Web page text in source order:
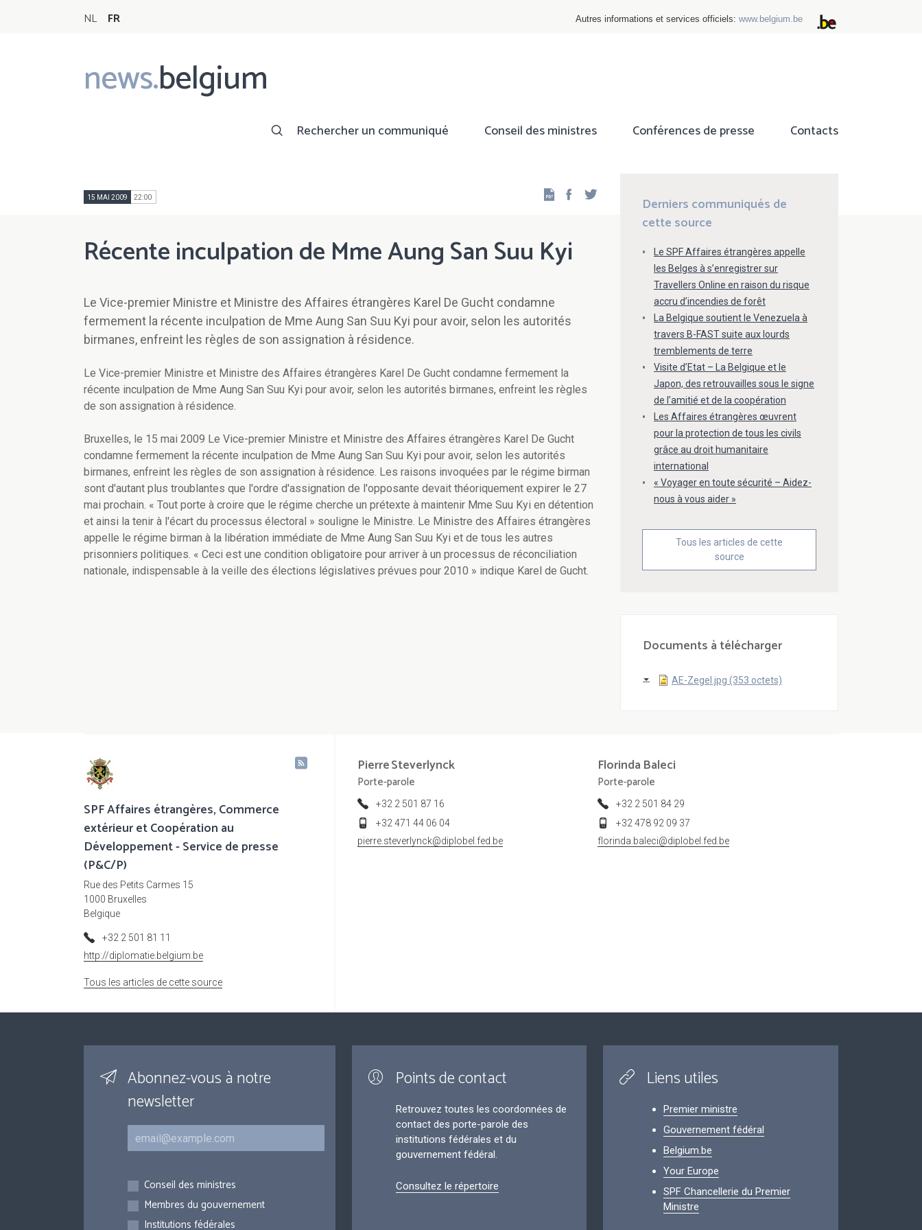
NL FR Autres informations et services officiels: www.belgium.be
news.belgium
Main
navigation
Rechercher un communiqué Conseil des ministres Conférences de presse Contacts
15 MAI 2009 22:00 Facebook
Récente inculpation de Mme Aung San Suu Kyi
Le Vice-premier Ministre et Ministre des Affaires étrangères Karel De Gucht condamne
fermement la récente inculpation de Mme Aung San Suu Kyi pour avoir, selon les autorités
birmanes, enfreint les règles de son assignation à résidence.
Le Vice-premier Ministre et Ministre des Affaires étrangères Karel De Gucht condamne fermement la
récente inculpation de Mme Aung San Suu Kyi pour avoir, selon les autorités birmanes, enfreint les règles
de son assignation à résidence.
Bruxelles, le 15 mai 2009 Le Vice-premier Ministre et Ministre des Affaires étrangères Karel De Gucht
condamne fermement la récente inculpation de Mme Aung San Suu Kyi pour avoir, selon les autorités
birmanes, enfreint les règles de son assignation à résidence. Les raisons invoquées par le régime birman
sont d'autant plus troublantes que l'ordre d'assignation de l'opposante devait théoriquement expirer le 27
mai prochain. « Tout porte à croire que le régime cherche un prétexte à maintenir Mme Suu Kyi en détention
et ainsi la tenir à l'écart du processus électoral » souligne le Ministre. Le Ministre des Affaires étrangères
appelle le régime birman à la libération immédiate de Mme Aung San Suu Kyi et de tous les autres
prisonniers politiques. « Ceci est une condition obligatoire pour arriver à un processus de réconciliation
nationale, indispensable à la veille des élections législatives prévues pour 2010 » indique Karel de Gucht.
Derniers communiqués de
cette source
Le SPF Affaires étrangères appelle
les Belges à s’enregistrer sur
Travellers Online en raison du risque
accru d’incendies de forêt
La Belgique soutient le Venezuela à
travers B-FAST suite aux lourds
tremblements de terre
Visite d’Etat – La Belgique et le
Japon, des retrouvailles sous le signe
de l’amitié et de la coopération
Les Affaires étrangères œuvrent
pour la protection de tous les civils
grâce au droit humanitaire
international
« Voyager en toute sécurité – Aidez-
nous à vous aider »
Tous les articles de cette
source
Documents à télécharger
AE-Zegel.jpg (353 octets)
SPF Affaires étrangères, Commerce
extérieur et Coopération au
Développement - Service de presse
(P&C/P)
Rue des Petits Carmes 15
1000 Bruxelles
Belgique
+32 2 501 81 11
http://diplomatie.belgium.be
Tous les articles de cette source
PierreSteverlynck
Porte-parole
+32 2 501 87 16
+32 471 44 06 04
pierre.steverlynck@diplobel.fed.be
Florinda Baleci
Porte-parole
+32 2 501 84 29
+32 478 92 09 37
florinda.baleci@diplobel.fed.be
Abonnez-vous à notre
newsletter
Courriel
Inscriptions
Conseil des ministres
Membres du gouvernement
Institutions fédérales
Points de contact
Retrouvez toutes les coordonnées de
contact des porte-parole des
institutions fédérales et du
gouvernement fédéral.
Consultez le répertoire
Liens utiles
Premier ministre
Gouvernement fédéral
Belgium.be
Your Europe
SPF Chancellerie du Premier
Ministre